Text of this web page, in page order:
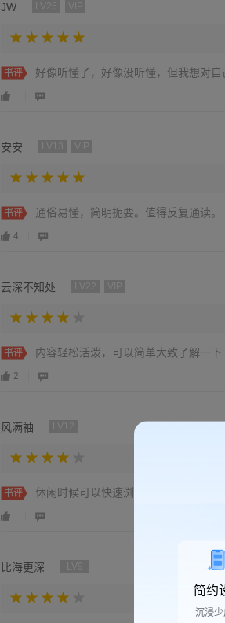
JW
书评 好像听懂了，好像没听懂，但我想对自
安安
书评 通俗易懂，简明扼要。值得反复通读。
4
云深不知处
书评 内容轻松活泼，可以简单大致了解一下
2
风满袖
书评 休闲时候可以快速浏览一下
比海更深
简约
沉浸